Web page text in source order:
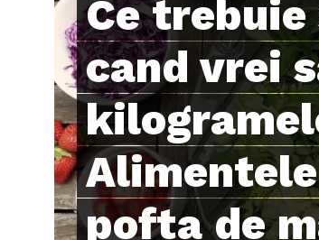
Ce trebuie
cand vrei
pofta de